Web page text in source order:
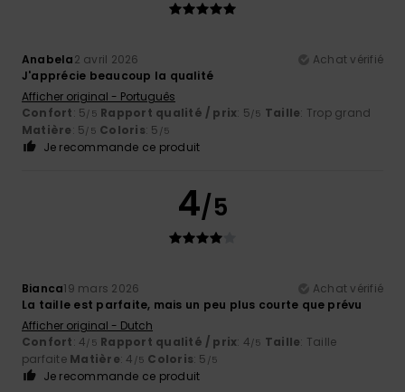
Anabela2 avril 2026
Achat vérifié
J'apprécie beaucoup la qualité
Afficher original - Português
Confort: 5/5 Rapport qualité / prix: 5/5 Taille: Trop grand
Matière: 5/5 Coloris: 5 /5
Je recommande ce produit
4/5
Bianca19 mars 2026
Achat vérifié
La taille est parfaite, mais un peu plus courte que prévu
Afficher original - Dutch
Confort: 4/5 Rapport qualité / prix: 4/5 Taille: Taille
parfaite Matière: 4 /5 Coloris: 5 /5
Je recommande ce produit